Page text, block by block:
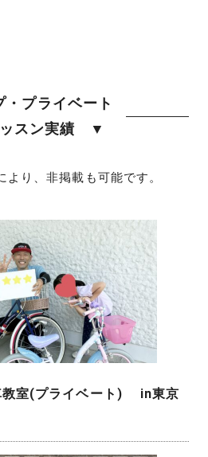
・プライベート
スン実績 ▼
り、非掲載も可能です。
教室(プライベート) in東京